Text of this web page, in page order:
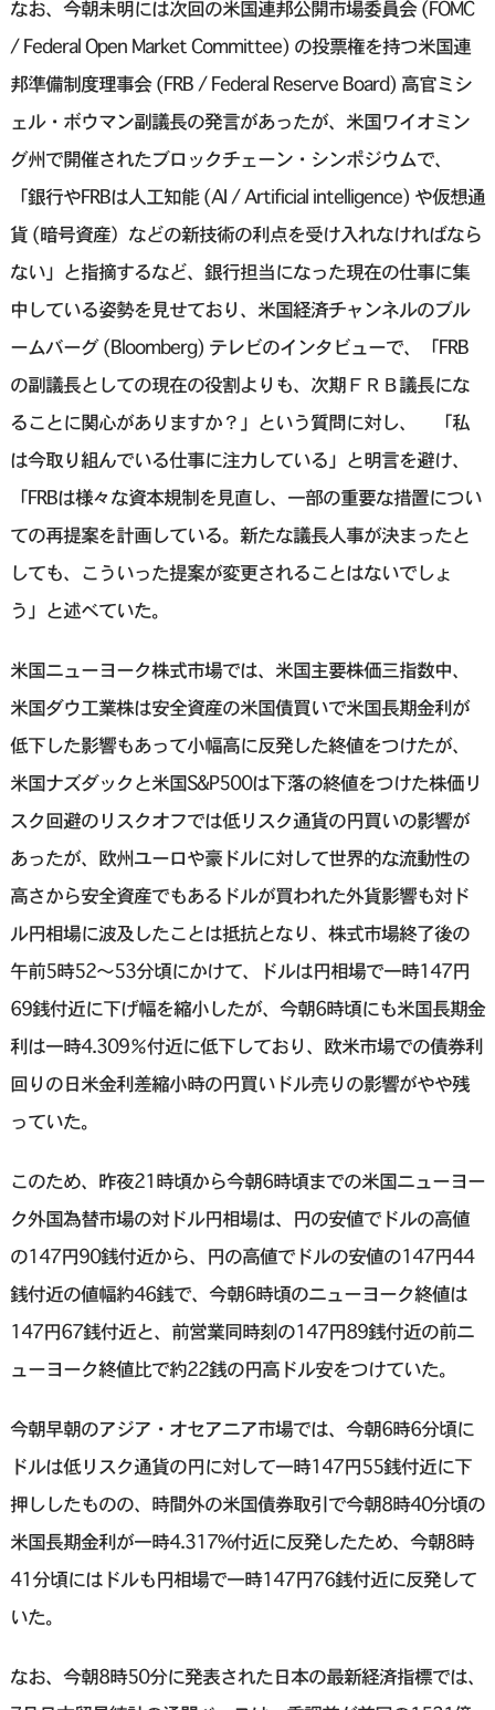
なお、今朝未明には次回の米国連邦公開市場委員会 (FOMC
/ Federal Open Market Committee) の投票権を持つ米国連
邦準備制度理事会 (FRB / Federal Reserve Board) 高官ミシ
ェル・ボウマン副議長の発言があったが、米国ワイオミン
グ州で開催されたブロックチェーン・シンポジウムで、
「銀行やFRBは人工知能 (AI / Artificial intelligence) や仮想通
貨 (暗号資産）などの新技術の利点を受け入れなければなら
ない」と指摘するなど、銀行担当になった現在の仕事に集
中している姿勢を見せており、米国経済チャンネルのブル
ームバーグ (Bloomberg) テレビのインタビューで、「FRB
の副議長としての現在の役割よりも、次期ＦＲＢ議長にな
ることに関心がありますか？」という質問に対し、 「私
は今取り組んでいる仕事に注力している」と明言を避け、
「FRBは様々な資本規制を見直し、一部の重要な措置につい
ての再提案を計画している。新たな議長人事が決まったと
しても、こういった提案が変更されることはないでしょ
う」と述べていた。
米国ニューヨーク株式市場では、米国主要株価三指数中、
米国ダウ工業株は安全資産の米国債買いで米国長期金利が
低下した影響もあって小幅高に反発した終値をつけたが、
米国ナズダックと米国S&P500は下落の終値をつけた株価リ
スク回避のリスクオフでは低リスク通貨の円買いの影響が
あったが、欧州ユーロや豪ドルに対して世界的な流動性の
高さから安全資産でもあるドルが買われた外貨影響も対ド
ル円相場に波及したことは抵抗となり、株式市場終了後の
午前5時52〜53分頃にかけて、ドルは円相場で一時147円
69銭付近に下げ幅を縮小したが、今朝6時頃にも米国長期金
利は一時4.309％付近に低下しており、欧米市場での債券利
回りの日米金利差縮小時の円買いドル売りの影響がやや残
っていた。
このため、昨夜21時頃から今朝6時頃までの米国ニューヨー
ク外国為替市場の対ドル円相場は、円の安値でドルの高値
の147円90銭付近から、円の高値でドルの安値の147円44
銭付近の値幅約46銭で、今朝6時頃のニューヨーク終値は
147円67銭付近と、前営業同時刻の147円89銭付近の前ニ
ューヨーク終値比で約22銭の円高ドル安をつけていた。
今朝早朝のアジア・オセアニア市場では、今朝6時6分頃に
ドルは低リスク通貨の円に対して一時147円55銭付近に下
押ししたものの、時間外の米国債券取引で今朝8時40分頃の
米国長期金利が一時4.317%付近に反発したため、今朝8時
41分頃にはドルも円相場で一時147円76銭付近に反発して
いた。
なお、今朝8時50分に発表された日本の最新経済指標では、